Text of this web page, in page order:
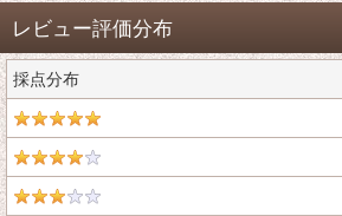
レビュー評価分布
採点分布